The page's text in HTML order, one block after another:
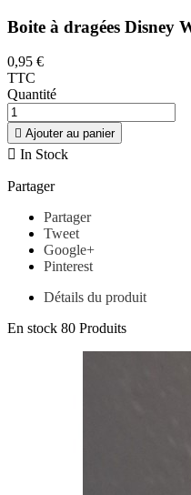
Boite à dragées Disney
0,95 €
TTC
Quantité
 Ajouter au panier
 In Stock
Partager
Partager
Tweet
Google+
Pinterest
Détails du produit
En stock 80 Produits